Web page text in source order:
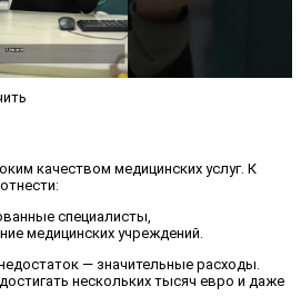
качеством медицинских услуг. К
специалисты,
медицинских учреждений.
— значительные расходы.
нескольких тысяч евро и даже